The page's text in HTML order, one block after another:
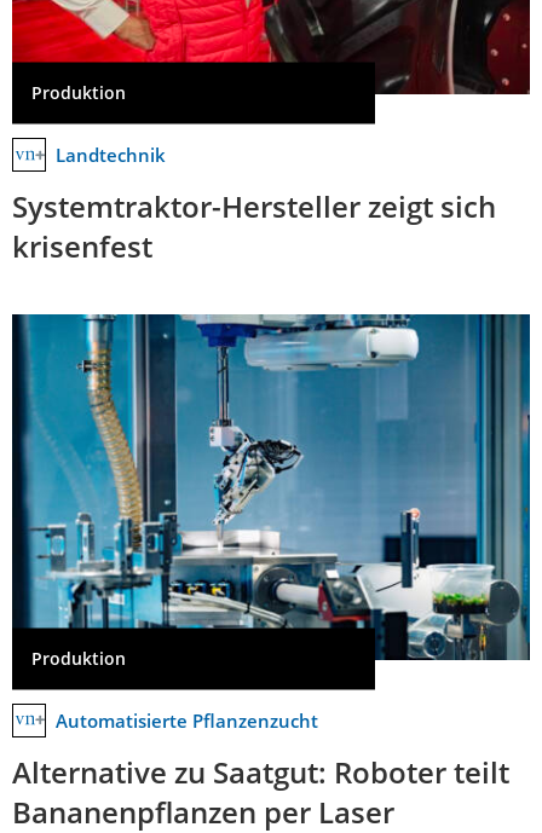
Produktion
Landtechnik
Systemtraktor-Hersteller zeigt sich
krisenfest
Produktion
Automatisierte Pflanzenzucht
Alternative zu Saatgut: Roboter teilt
Bananenpflanzen per Laser